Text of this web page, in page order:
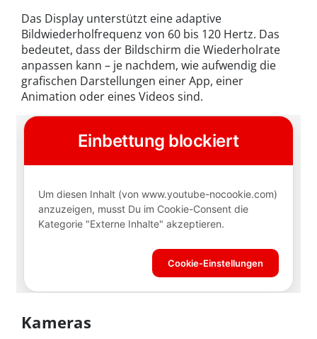
Das Display unterstützt eine adaptive
Bildwiederholfrequenz von 60 bis 120 Hertz. Das
bedeutet, dass der Bildschirm die Wiederholrate
anpassen kann – je nachdem, wie aufwendig die
grafischen Darstellungen einer App, einer
Animation oder eines Videos sind.
Kameras